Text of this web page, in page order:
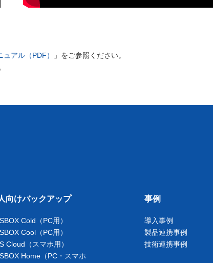
アル（PDF）
」をご参照ください。
向けバックアップ
Cold（PC用）
Cool（PC用）
Cloud（スマホ用）
Home（PC・スマホ
事例
導入事例
製品連携事例
技術連携事例